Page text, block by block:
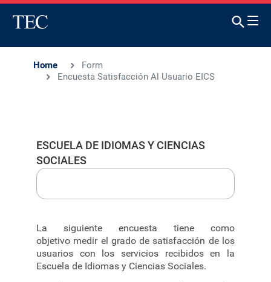
Home
Form
Encuesta Satisfacción Al Usuario EICS
ESCUELA DE IDIOMAS Y CIENCIAS
SOCIALES
La siguiente encuesta tiene como
objetivo medir el grado de satisfacción de los
usuarios con los servicios recibidos en la
Escuela de Idiomas y Ciencias Sociales.